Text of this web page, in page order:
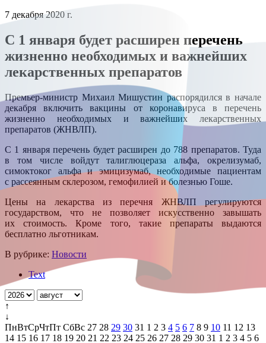
7 декабря 2020 г.
С 1 января будет расширен перечень
жизненно необходимых и важнейших
лекарственных препаратов
Премьер-министр Михаил Мишустин распорядился в начале
декабря включить вакцины от коронавируса в перечень
жизненно необходимых и важнейших лекарственных
препаратов (ЖНВЛП).
С 1 января перечень будет расширен до 788 препаратов. Туда
в том числе войдут талиглюцераза альфа, окрелизумаб,
симоктоког альфа и эмицизумаб, необходимые пациентам
с рассеянным склерозом, гемофилией и болезнью Гоше.
Цены на лекарства из перечня ЖНВЛП регулируются
государством, что не позволяет искусственно завышать
их стоимость. Кроме того, такие препараты выдаются
бесплатно льготникам.
В рубрике: Новости
Text
↑
↓
ПнВтСрЧтПт СбВс 27 28 29 30 31 1 2 3 4 5 6 7 8 9 10 11 12 13
14 15 16 17 18 19 20 21 22 23 24 25 26 27 28 29 30 31 1 2 3 4 5 6